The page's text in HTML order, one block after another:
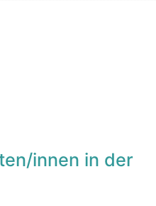
innen in der